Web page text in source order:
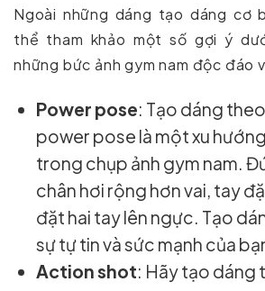
Ngoài những dáng tạo dáng cơ
thể tham khảo một số gợi ý
những bức ảnh gym nam độc đáo
Power pose: Tạo dáng
power pose là một xu
trong chụp ảnh gym nam.
chân hơi rộng hơn vai, tay
đặt hai tay lên ngực. Tạo
sự tự tin và sức mạnh của
Action shot: Hãy tạo dáng